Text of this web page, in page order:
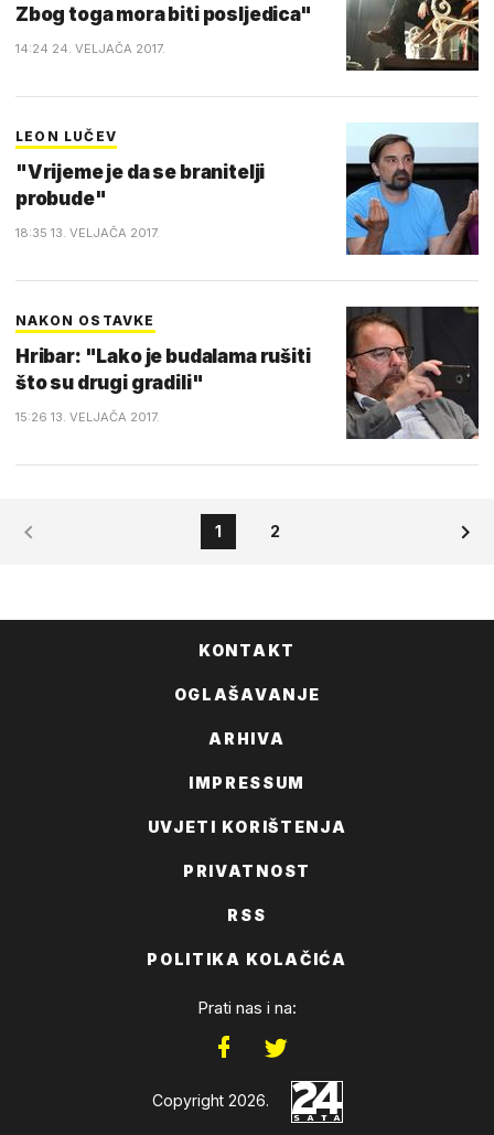
Zbog toga mora biti posljedica"
14:24 24. VELJAČA 2017.
LEON LUČEV
"Vrijeme je da se branitelji
probude"
18:35 13. VELJAČA 2017.
NAKON OSTAVKE
Hribar: "Lako je budalama rušiti
što su drugi gradili"
15:26 13. VELJAČA 2017.
1 2
KONTAKT
OGLAŠAVANJE
ARHIVA
IMPRESSUM
UVJETI KORIŠTENJA
PRIVATNOST
RSS
POLITIKA KOLAČIĆA
Prati nas i na:
Copyright 2026.